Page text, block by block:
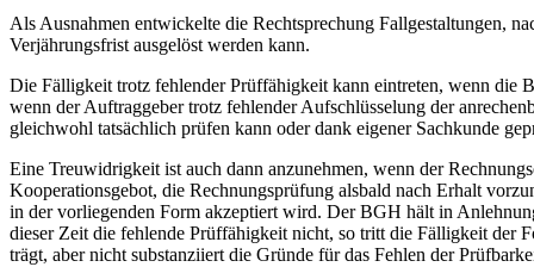
Als Ausnahmen entwickelte die Rechtsprechung Fallgestaltungen,
Verjährungsfrist ausgelöst werden kann.
Die Fälligkeit trotz fehlender Prüffähigkeit kann eintreten, wenn die
wenn der Auftraggeber trotz fehlender Aufschlüsselung der
gleichwohl tatsächlich prüfen kann oder dank eigener Sachkunde
Eine Treuwidrigkeit ist auch dann anzunehmen, wenn der
Kooperationsgebot, die Rechnungsprüfung alsbald nach Erhalt
in der vorliegenden Form akzeptiert wird. Der BGH hält in
dieser Zeit die fehlende Prüffähigkeit nicht, so tritt die Fälligkeit der
trägt, aber nicht substanziiert die Gründe für das Fehlen der